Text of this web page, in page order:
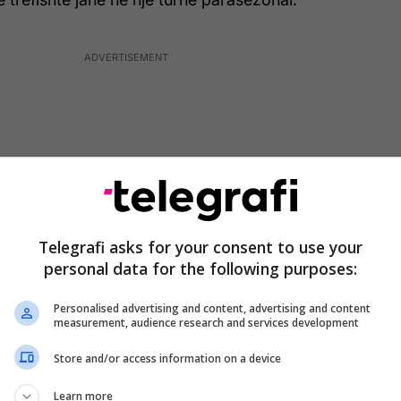
darkë surprizë në një restorant në kryeqytetin
tortë me qirinj për të fikur.
Telegrafi asks for your consent to use your
personal data for the following purposes:
Personalised advertising and content, advertising and content
measurement, audience research and services development
Store and/or access information on a device
Learn more